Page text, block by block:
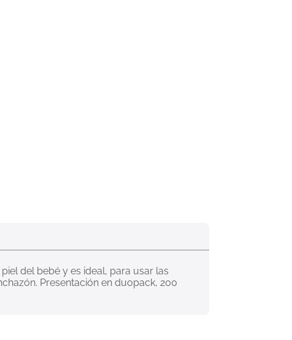
del bebé y es ideal, para usar las
Presentación en duopack, 200